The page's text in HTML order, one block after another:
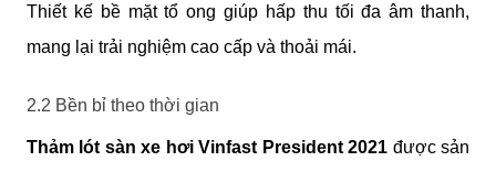
Thiết kế bề mặt tổ ong giúp hấp thu tối đa âm thanh,
mang lại trải nghiệm cao cấp và thoải mái.
2.2 Bền bỉ theo thời gian
Thảm lót sàn xe hơi Vinfast President 2021 được sản